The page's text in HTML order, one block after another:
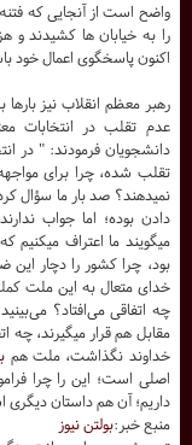
واضح است از آنجایی که
را به خیابان ها کشیدند و
اکنون پاسخگوی اعمال خود
رهبر معظم انقلاب نیز
عدم تقلب در انتخابات
تقلب شده، چرا براى
نميدهند؟ صد بار ما سؤال
دادن بوده؛ اما جواب
ميگويند ما اعتراف ميكنيم
بود، چرا كشور را دچار
خداى متعال به اين ملت
چه اتفاقى مى‌افتاد؟
مقابل هم قرار ميگيرند، چه
خداوند نگذاشت، ملت هم
داريم؛ آن هم داستان
منبع خبر:بولتن نیوز